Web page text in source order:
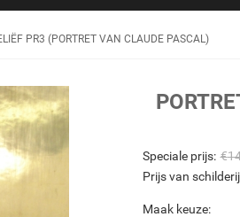
PR3 (PORTRET VAN CLAUDE PASCAL)
Speciale prijs: €
Prijs van
Maak keuze: